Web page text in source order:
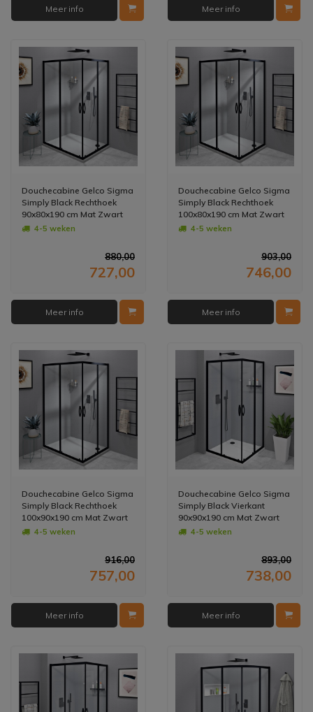
Meer info Meer info
Douchecabine Gelco Sigma
Simply Black Rechthoek
90x80x190 cm Mat Zwart
4-5 weken
880,00
727,00
Meer info
Douchecabine Gelco Sigma
Simply Black Rechthoek
100x80x190 cm Mat Zwart
4-5 weken
903,00
746,00
Meer info
Douchecabine Gelco Sigma
Simply Black Rechthoek
100x90x190 cm Mat Zwart
4-5 weken
916,00
757,00
Meer info
Douchecabine Gelco Sigma
Simply Black Vierkant
90x90x190 cm Mat Zwart
4-5 weken
893,00
738,00
Meer info